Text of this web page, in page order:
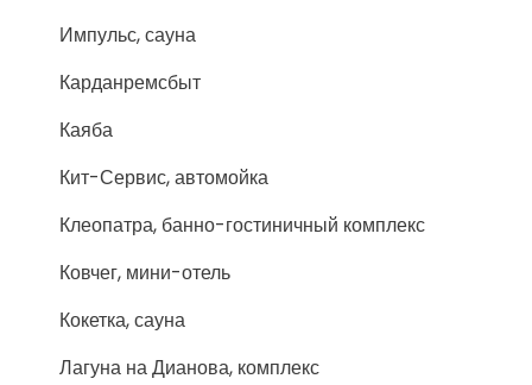
Импульс, сауна
Карданремсбыт
Каяба
Кит-Сервис, автомойка
Клеопатра, банно-гостиничный комплекс
Ковчег, мини-отель
Кокетка, сауна
Лагуна на Дианова, комплекс